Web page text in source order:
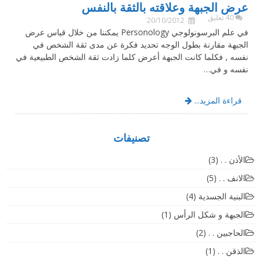
عرض الجبهة وعلاقته بالثقة بالنفس
20/10/2012 40 تعليق
في علم البرسونولوجي Personology يمكننا من خلال قياس عرض
الجبهة مقارنة بطول الوجه تحديد فكرة عن مدى ثقة الشخص في
نفسه , فكلما كانت الجبهة أعرض كلما زادت ثقة الشخص الطبيعية في
نفسه و في…
قراءة المزيد...
تصنيفات
الأذن . . (3)
الانف . . (5)
البنية الجسدية (4)
الجبهة و شكل الرأس (1)
الحاجبين . . (2)
الذقن . . (1)